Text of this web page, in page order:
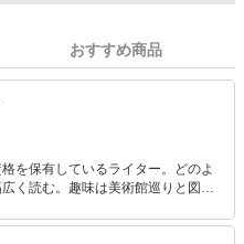
おすすめ商品
を保有しているライター。どのよ
く読む。趣味は美術館巡りと図書
美術館に行ってみたい。